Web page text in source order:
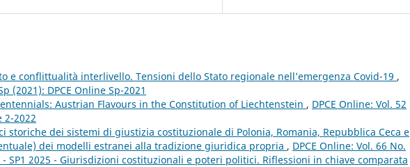
e conflittualità interlivello. Tensioni dello Stato regionale nell’emergenza Covid-19 ,
(2021): DPCE Online Sp-2021
Austrian Flavours in the Constitution of Liechtenstein , DPCE Online: Vol. 52
2-2022
storiche dei sistemi di giustizia costituzionale di Polonia, Romania, Repubblica Ceca e
dei modelli estranei alla tradizione giuridica propria , DPCE Online: Vol. 66 No.
- SP1 2025 - Giurisdizioni costituzionali e poteri politici. Riflessioni in chiave comparata